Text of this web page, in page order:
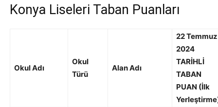
Konya Liseleri Taban Puanları
Okul Adı
Okul
Türü
Alan Adı
22 Temmuz
2024
TARİHLİ
TABAN
PUAN (İlk